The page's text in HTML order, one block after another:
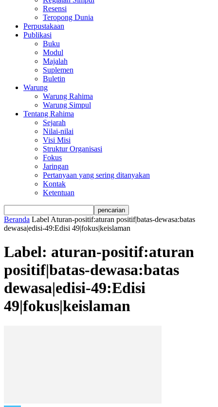
Resensi
Teropong Dunia
Perpustakaan
Publikasi
Buku
Modul
Majalah
Suplemen
Buletin
Warung
Warung Rahima
Warung Simpul
Tentang Rahima
Sejarah
Nilai-nilai
Visi Misi
Struktur Organisasi
Fokus
Jaringan
Pertanyaan yang sering ditanyakan
Kontak
Ketentuan
Beranda Label Aturan-positif:aturan positif|batas-dewasa:batas
dewasa|edisi-49:Edisi 49|fokus|keislaman
Label: aturan-positif:aturan
positif|batas-dewasa:batas
dewasa|edisi-49:Edisi
49|fokus|keislaman